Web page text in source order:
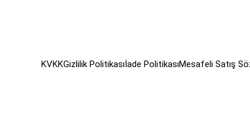
KVKKGizlilik Politikasıİade PolitikasıMesafeli Satış